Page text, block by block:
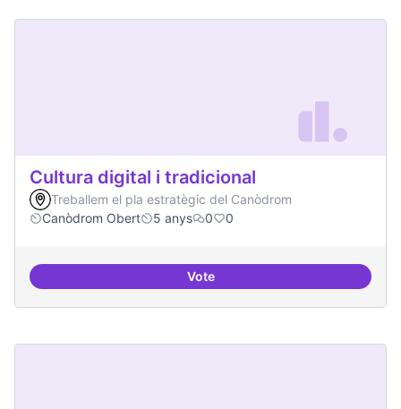
Cultura digital i tradicional
Treballem el pla estratègic del Canòdrom
Canòdrom Obert
5 anys 0 0
VoteCultura digital i tradicional